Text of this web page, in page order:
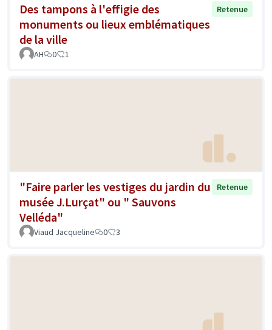
Des tampons à l'effigie des
monuments ou lieux emblématiques
de la ville
Retenue
AH 0 1
"Faire parler les vestiges du jardin du
musée J.Lurçat" ou " Sauvons
Velléda"
Retenue
Viaud Jacqueline 0 3